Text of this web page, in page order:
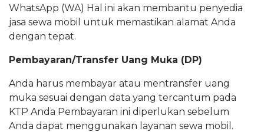
WhatsApp (WA) Hal ini akan membantu penyedia
jasa sewa mobil untuk memastikan alamat Anda
dengan tepat.
Pembayaran/Transfer Uang Muka (DP)
Anda harus membayar atau mentransfer uang
muka sesuai dengan data yang tercantum pada
KTP Anda Pembayaran ini diperlukan sebelum
Anda dapat menggunakan layanan sewa mobil.